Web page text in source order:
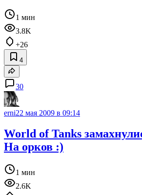
1 мин
3.8K
+26
4
30
erni22 мая 2009 в 09:14
World of Tanks
На орков :)
1 мин
2.6K